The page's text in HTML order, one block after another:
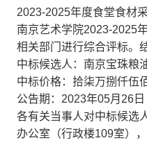
2023-2025年度食堂食材
南京艺术学院2023-2025
相关部门进行综合评标。
中标候选人：南京宝珠粮
中标价格：拾柒万捌仟伍
公告期：2023年05月26日
各有关当事人对中标候选
办公室（行政楼109室）